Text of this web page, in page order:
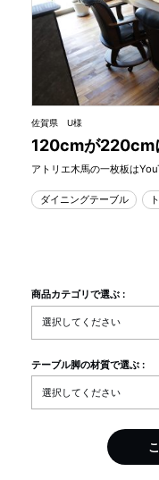
佐賀県 U様
120cmが220cm
アトリエ木馬の一枚板は
ダイニングテーブル
商品カテゴリで選ぶ :
テーブル脚の材質で選ぶ :